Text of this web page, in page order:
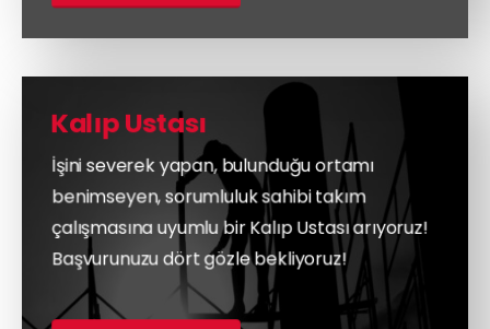
Kalıp Ustası
İşini severek yapan, bulunduğu ortamı
benimseyen, sorumluluk sahibi takım
çalışmasına uyumlu bir Kalıp Ustası arıyoruz!
Başvurunuzu dört gözle bekliyoruz!